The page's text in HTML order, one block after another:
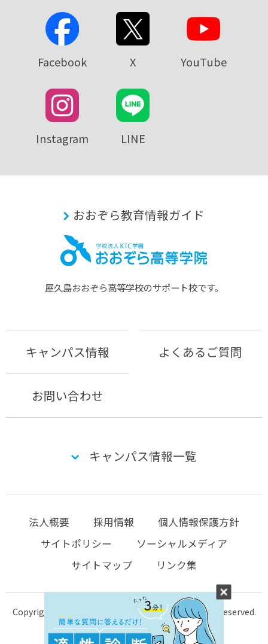
Facebook X YouTube
Instagram LINE
おおぞら教育情報ガイド
屋久島おおぞら⾼等学校のサポート校です。
キャンパス情報 よくあるご質問
お問い合わせ
キャンパス情報一覧
法人概要 採用情報
個人情報保護方針
サイトポリシー
ソーシャルメディア
サイトマップ
リンク集
Copyright © 2004-2026 KTC-school.com All Rights Reserved.